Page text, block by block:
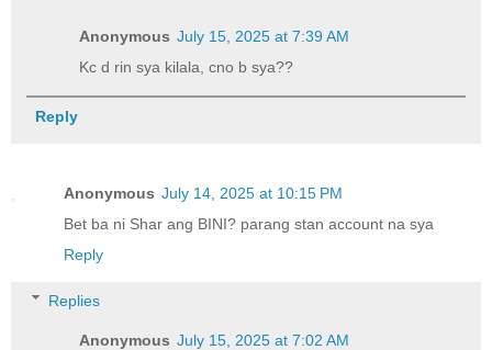
Anonymous July 15, 2025 at 7:39 AM
Kc d rin sya kilala, cno b sya??
Reply
Anonymous July 14, 2025 at 10:15 PM
Bet ba ni Shar ang BINI? parang stan account na sya
Reply
Replies
Anonymous July 15, 2025 at 7:02 AM